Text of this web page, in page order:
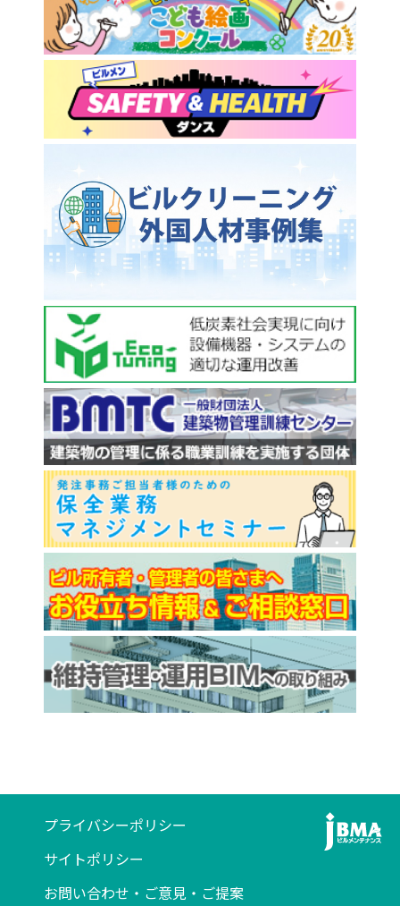
プライバシーポリシー
サイトポリシー
お問い合わせ・ご意見・ご提案